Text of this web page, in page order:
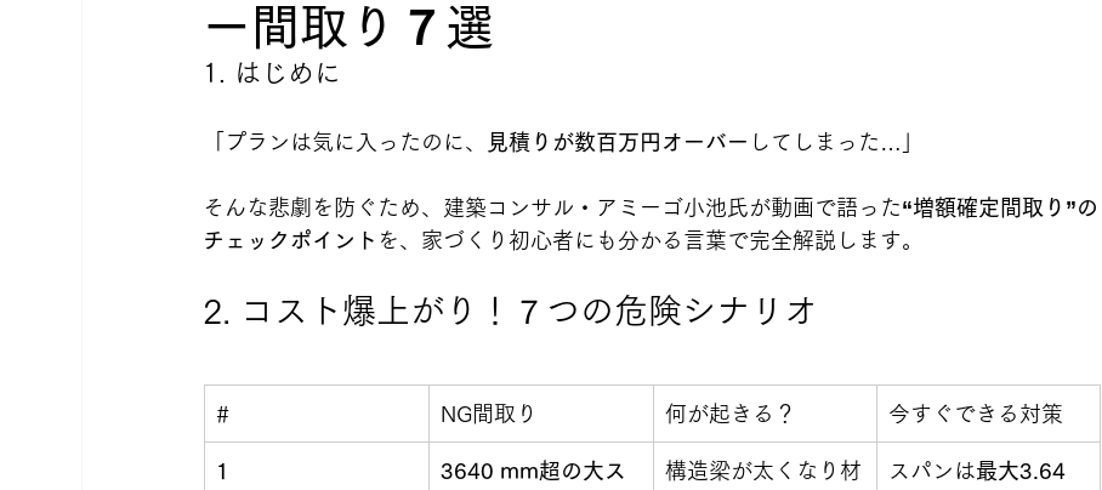
ー間取り７選
1. はじめに
「プランは気に入ったのに、 見積りが数百万円オーバー してしまった…」
そんな悲劇を防ぐため、建築コンサル・アミーゴ小池氏が動画で語った“増額確定間取り”の
チェックポイント を、家づくり初心者にも分かる言葉で完全解説します。
2. コスト爆上がり！７つの危険シナリオ
# NG間取り 何が起きる？ 今すぐできる対策
1
3640 mm超の大ス
構造梁が太くなり材
スパンは最大3.64